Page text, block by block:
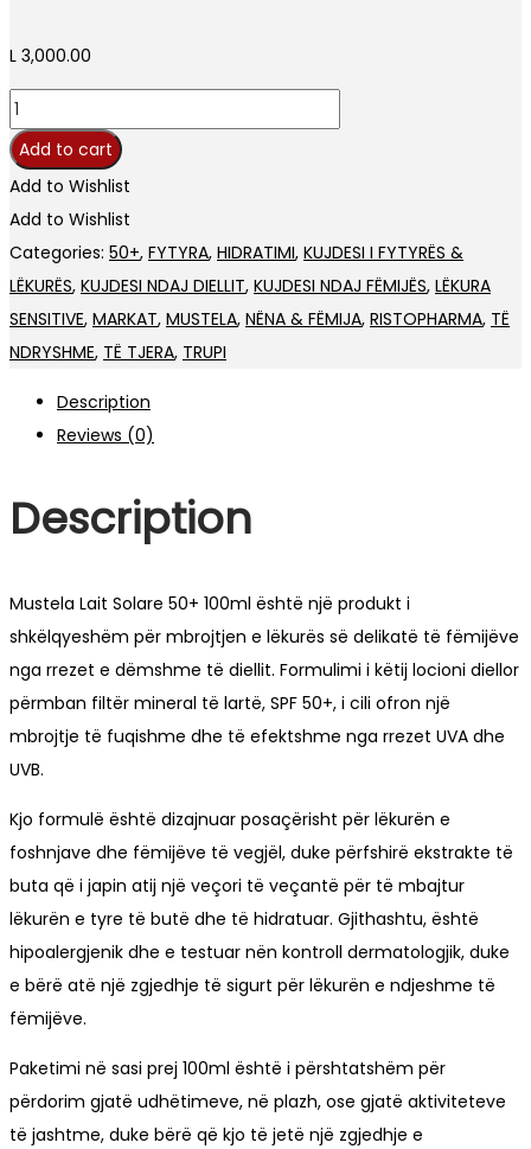
L 3,000.00
Mustela
Lait
Solare
100ml
Add to cart
Add to Wishlist
Add to Wishlist
Categories: 50+, FYTYRA, HIDRATIMI, KUJDESI I FYTYRËS &
LËKURËS, KUJDESI NDAJ DIELLIT, KUJDESI NDAJ FËMIJËS, LËKURA
SENSITIVE, MARKAT, MUSTELA, NËNA & FËMIJA, RISTOPHARMA, TË
NDRYSHME, TË TJERA, TRUPI
Description
Reviews (0)
Description
Mustela Lait Solare 50+ 100ml është një produkt i
shkëlqyeshëm për mbrojtjen e lëkurës së delikatë të fëmijëve
nga rrezet e dëmshme të diellit. Formulimi i këtij locioni diellor
përmban filtër mineral të lartë, SPF 50+, i cili ofron një
mbrojtje të fuqishme dhe të efektshme nga rrezet UVA dhe
UVB.
Kjo formulë është dizajnuar posaçërisht për lëkurën e
foshnjave dhe fëmijëve të vegjël, duke përfshirë ekstrakte të
buta që i japin atij një veçori të veçantë për të mbajtur
lëkurën e tyre të butë dhe të hidratuar. Gjithashtu, është
hipoalergjenik dhe e testuar nën kontroll dermatologjik, duke
e bërë atë një zgjedhje të sigurt për lëkurën e ndjeshme të
fëmijëve.
Paketimi në sasi prej 100ml është i përshtatshëm për
përdorim gjatë udhëtimeve, në plazh, ose gjatë aktiviteteve
të jashtme, duke bërë që kjo të jetë një zgjedhje e